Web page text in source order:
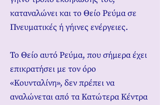
καταναλώνει και το Θείο Ρεύμα σε
Πνευματικές ή γήινες ενέργειες.
Το Θείο αυτό Ρεύμα, που σήμερα έχει
επικρατήσει με τον όρο
«Κουνταλίνη», δεν πρέπει να
αναλώνεται από τα Κατώτερα Κέντρα